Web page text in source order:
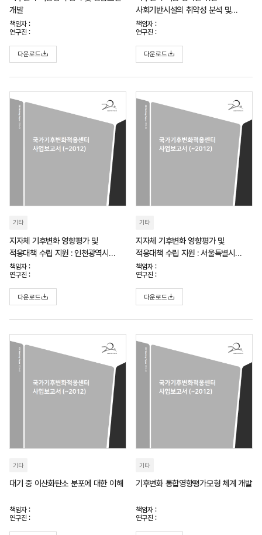
개발
책임자 :
연구진 :
다운로드
사회기반시설의 취약성 분석 및
대응방안 연구(II)
책임자 :
연구진 :
다운로드
기타
지자체 기후변화 영향평가 및
적응대책 수립 지원 : 인천광역시
기후변화 영향평가 및 적응대책
세부시행계획 수립 해양생태계 및
해양재난 분야
책임자 :
연구진 :
다운로드
기타
지자체 기후변화 영향평가 및
적응대책 수립 지원 : 서울특별시
기후변화 영향평가 및 적응대책
세부시행계획 수립 건강 및 재난 분야
책임자 :
연구진 :
다운로드
기타
대기 중 이산화탄소 분포에 대한 이해
책임자 :
연구진 :
기타
기후변화 통합영향평가모형 체계 개발
책임자 :
연구진 :